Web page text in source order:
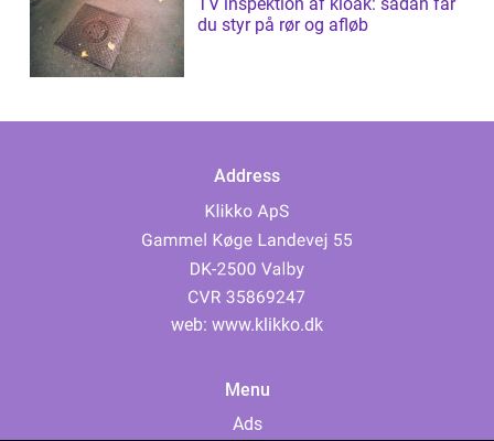
du styr på rør og afløb
Address
web: www.klikko.dk
Menu
Ads